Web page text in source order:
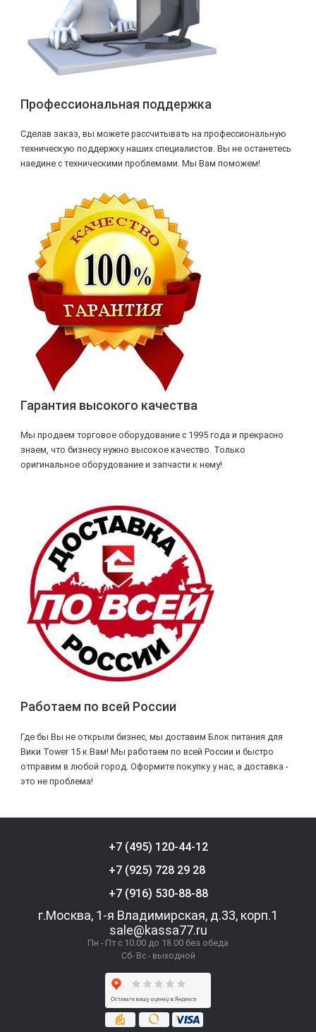
Профессиональная поддержка
Сделав заказ, вы можете рассчитывать на профессиональную
техническую поддержку наших специалистов. Вы не останетесь
наедине с техническими проблемами. Мы Вам поможем!
Гарантия высокого качества
Мы продаем торговое оборудование с 1995 года и прекрасно
знаем, что бизнесу нужно высокое качество. Только
оригинальное оборудование и запчасти к нему!
Работаем по всей России
Где бы Вы не открыли бизнес, мы доставим Блок питания для
Вики Tower 15 к Вам! Мы работаем по всей России и быстро
отправим в любой город. Оформите покупку у нас, а доставка -
это не проблема!
+7 (495) 120-44-12
+7 (925) 728 29 28
+7 (916) 530-88-88
г.Москва, 1-я Владимирская, д.33, корп.1
sale@kassa77.ru
Пн - Пт с 10.00 до 18.00 без обеда
Сб- Вс - выходной